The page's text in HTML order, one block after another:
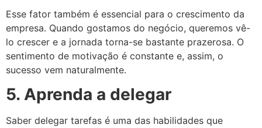
Esse fator também é essencial para o crescimento da
empresa. Quando gostamos do negócio, queremos vê-
lo crescer e a jornada torna-se bastante prazerosa. O
sentimento de motivação é constante e, assim, o
sucesso vem naturalmente.
5. Aprenda a delegar
Saber delegar tarefas é uma das habilidades que